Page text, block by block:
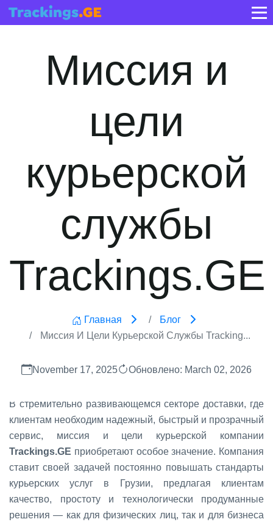
Миссия и
цели
курьерской
службы
Trackings.GE
Главная
Блог
Миссия И Цели Курьерской Службы Tracking...
November 17, 2025 Обновлено: March 02, 2026
В стремительно развивающемся секторе доставки, где
клиентам необходим надежный, быстрый и прозрачный
сервис, миссия и цели курьерской компании
Trackings.GE приобретают особое значение. Компания
ставит своей задачей постоянно повышать стандарты
курьерских услуг в Грузии, предлагая клиентам
качество, простоту и технологически продуманные
решения — как для физических лиц, так и для бизнеса